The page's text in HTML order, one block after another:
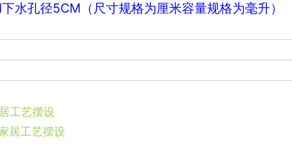
水孔径5CM（尺寸规格为厘米容量规格为毫升）
工艺摆设
居工艺摆设